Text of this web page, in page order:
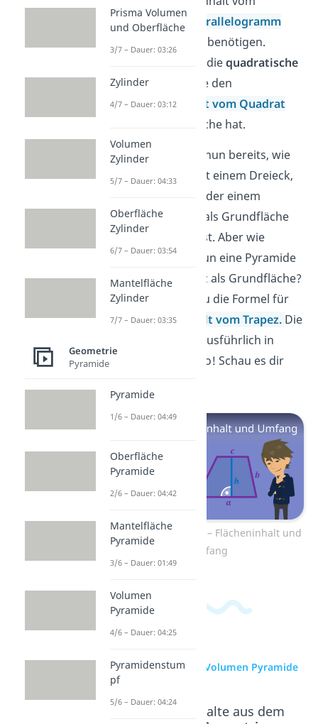
Rechteck,
Parallelogramm
benötigen.
Spezialfall ist diequadratische
Pyramide
, die den
Flächeninhalt vom Quadrat
als Grundfläche hat.
Super! Du weißt nun bereits, wie
du Pyramiden mit einem Dreieck,
einem Quadrat oder einem
Parallelogramm als Grundfläche
berechnen kannst. Aber wie
berechnest du nun eine Pyramide
mit einem Trapez als Grundfläche?
Dazu brauchst du die Formel für
denFlächeninhalt vom Trapez. Die
erklären wir dir ausführlich in
einem extra Video! Schau es dir
Zum Video: Trapez – Flächeninhalt und
Umfang
zur Videoseite: Volumen Pyramide
Beliebte Inhalte aus dem
Prisma Volumen
und Oberfläche
3/7 – Dauer: 03:26
Zylinder
4/7 – Dauer: 03:12
Volumen
Zylinder
5/7 – Dauer: 04:33
Oberfläche
Zylinder
6/7 – Dauer: 03:54
Mantelfläche
Zylinder
7/7 – Dauer: 03:35
Geometrie
Pyramide
Pyramide
1/6 – Dauer: 04:49
Oberfläche
Pyramide
2/6 – Dauer: 04:42
Mantelfläche
Pyramide
3/6 – Dauer: 01:49
Volumen
Pyramide
4/6 – Dauer: 04:25
Pyramidenstum
pf
5/6 – Dauer: 04:24